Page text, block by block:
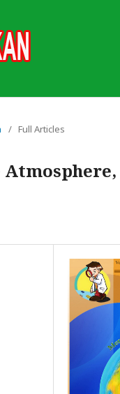
/ Full Articles